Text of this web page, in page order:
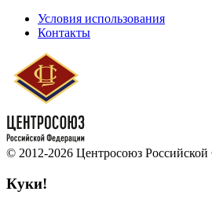
Условия использования
Контакты
© 2012-2026 Центросоюз
Куки!